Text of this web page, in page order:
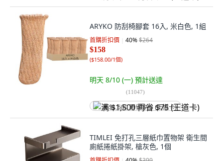
ARYKO 防刮椅腳套 16入, 米白色, 1組
首購折扣價 40%$264
$158
($158.00/1個)
明天 8/10 (一) 預計送達
(11047)
满 $1,500 再省 $75 (王道卡)
TIMLEI 免打孔三層紙巾置物架 衛生間
廁紙捲紙掛架, 槍灰色, 1個